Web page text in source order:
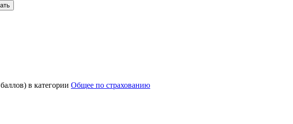
баллов) в категории Общее по страхованию